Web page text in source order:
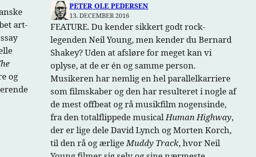
art-
og
PETER OLE PEDERSEN
13. DECEMBER 2016
FEATURE. Du kender sikkert godt rock-
legenden Neil Young, men kender du Bernard
Shakey? Uden at afsløre for meget kan vi
oplyse, at de er én og samme person.
Musikeren har nemlig en hel parallelkarriere
som filmskaber og den har resulteret i nogle af
de mest offbeat og rå musikfilm nogensinde,
fra den totalflippede musicalHuman Highway,
der er lige dele David Lynch og Morten Korch,
til den rå og ærligeMuddy Track, hvor Neil